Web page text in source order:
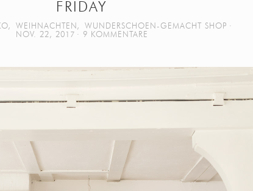
FRIDAY
, WEIHNACHTEN , WUNDERSCHOEN-GEMACHT SHOP
NOV. 22, 2017
9 KOMMENTARE